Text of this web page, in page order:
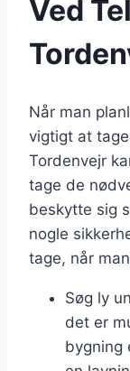
Ved
Når man
vigtigt at
Tordenvejr
tage de
beskytte sig
nogle
tage, når
Søg ly
det er
bygning